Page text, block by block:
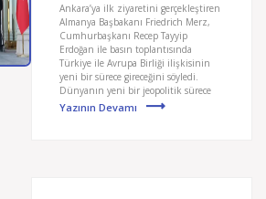
Ankara’ya ilk ziyaretini gerçekleştiren
Almanya Başbakanı Friedrich Merz,
Cumhurbaşkanı Recep Tayyip
Erdoğan ile basın toplantısında
Türkiye ile Avrupa Birliği ilişkisinin
yeni bir sürece gireceğini söyledi.
Dünyanın yeni bir jeopolitik sürece
Yazının Devamı